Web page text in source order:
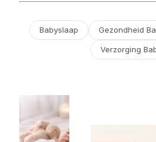
Babyslaap Gezondheid
Verzorging